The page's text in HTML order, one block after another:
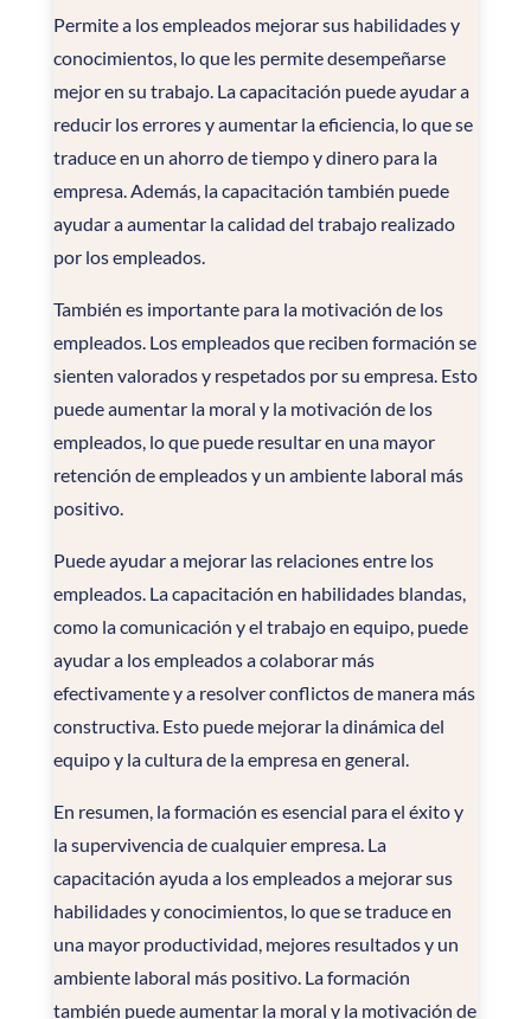
Permite a los empleados mejorar sus habilidades y
conocimientos, lo que les permite desempeñarse
mejor en su trabajo. La capacitación puede ayudar a
reducir los errores y aumentar la eficiencia, lo que se
traduce en un ahorro de tiempo y dinero para la
empresa. Además, la capacitación también puede
ayudar a aumentar la calidad del trabajo realizado
por los empleados.
También es importante para la motivación de los
empleados. Los empleados que reciben formación se
sienten valorados y respetados por su empresa. Esto
puede aumentar la moral y la motivación de los
empleados, lo que puede resultar en una mayor
retención de empleados y un ambiente laboral más
positivo.
Puede ayudar a mejorar las relaciones entre los
empleados. La capacitación en habilidades blandas,
como la comunicación y el trabajo en equipo, puede
ayudar a los empleados a colaborar más
efectivamente y a resolver conflictos de manera más
constructiva. Esto puede mejorar la dinámica del
equipo y la cultura de la empresa en general.
En resumen, la formación es esencial para el éxito y
la supervivencia de cualquier empresa. La
capacitación ayuda a los empleados a mejorar sus
habilidades y conocimientos, lo que se traduce en
una mayor productividad, mejores resultados y un
ambiente laboral más positivo. La formación
también puede aumentar la moral y la motivación de